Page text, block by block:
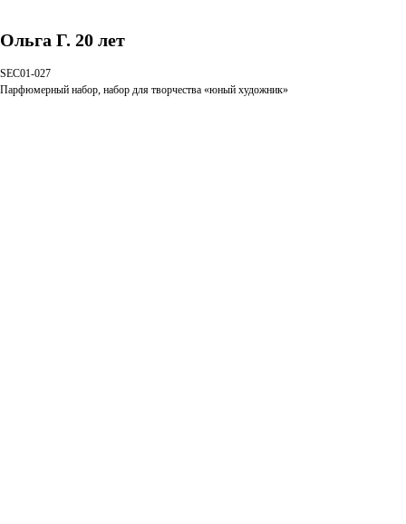
Ольга Г. 20 лет
SEC01-027
Парфюмерный набор, набор для творчества «юный художник»